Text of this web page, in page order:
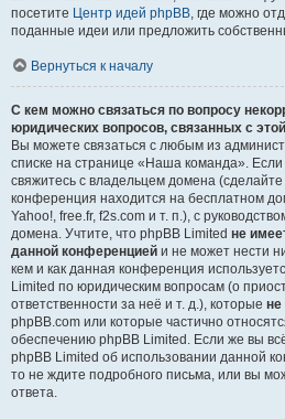
посетите Центр идей phpBB, где можно
поданные идеи или предложить
Вернуться к началу
С кем можно связаться по вопросу
юридических вопросов, связанных с
Вы можете связаться с любым из
списке на странице «Наша команда».
свяжитесь с владельцем домена (сделайте
конференция находится на бесплатном
Yahoo!, free.fr, f2s.com и т. п.), с
домена. Учтите, что phpBB Limited не
данной конференцией и не может нести
кем и как данная конференция
Limited по юридическим вопросам (о
ответственности за неё и т. д.), которые не
phpBB.com или которые частично
обеспечению phpBB Limited. Если же вы
phpBB Limited об использовании данной
то не ждите подробного письма, или вы
ответа.